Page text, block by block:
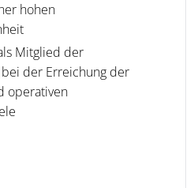
hohen
Mitglied der
der Erreichung der
operativen